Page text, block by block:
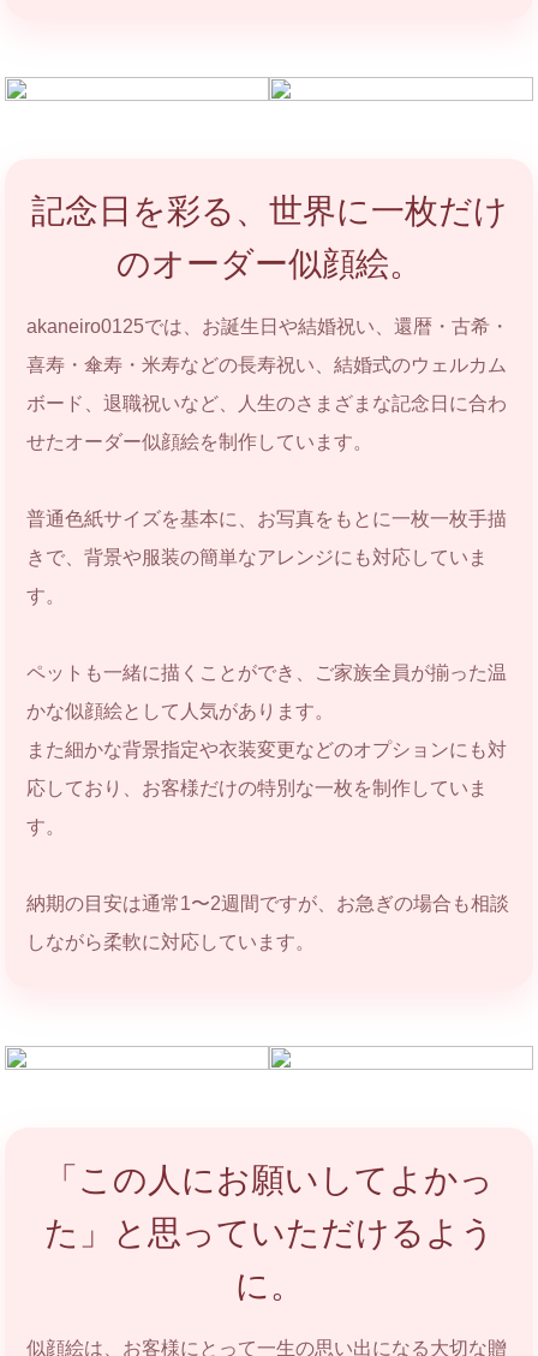
記念日を彩る、世界に一枚だけ
のオーダー似顔絵。
akaneiro0125では、お誕生日や結婚祝い、還暦・古希・
喜寿・傘寿・米寿などの長寿祝い、結婚式のウェルカム
ボード、退職祝いなど、人生のさまざまな記念日に合わ
せたオーダー似顔絵を制作しています。
普通色紙サイズを基本に、お写真をもとに一枚一枚手描
きで、背景や服装の簡単なアレンジにも対応していま
す。
ペットも一緒に描くことができ、ご家族全員が揃った温
かな似顔絵として人気があります。
また細かな背景指定や衣装変更などのオプションにも対
応しており、お客様だけの特別な一枚を制作していま
す。
納期の目安は通常1〜2週間ですが、お急ぎの場合も相談
しながら柔軟に対応しています。
「この人にお願いしてよかっ
た」と思っていただけるよう
に。
似顔絵は、お客様にとって一生の思い出になる大切な贈